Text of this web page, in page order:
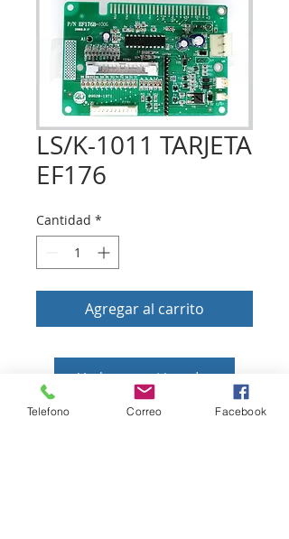
LS/K-1011 TARJETA
EF176
Cantidad *
Agregar al carrito
Volver a tienda
Telefono Correo Facebook